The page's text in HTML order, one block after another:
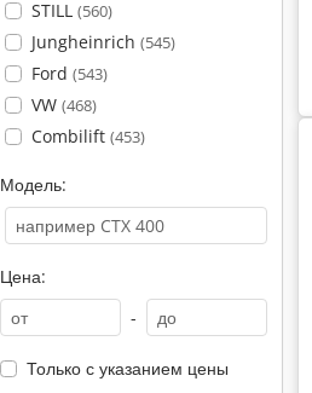
STILL (560)
Jungheinrich (545)
Ford (543)
VW (468)
Combilift (453)
Модель:
Цена:
-
Только с указанием цены